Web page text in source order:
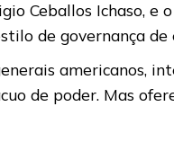
Ceballos Ichaso,
de governança
americanos,
de poder. Mas